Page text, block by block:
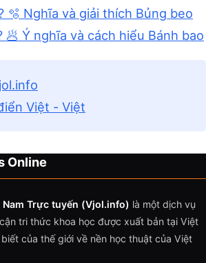
🫧 Nghĩa và giải thích Bủng beo
🥟 Ý nghĩa và cách hiểu Bánh bao
Việt - Việt
Online
Trực tuyến (Vjol.info) là một dịch vụ
tri thức khoa học được xuất bản tại Việt
của thế giới về nền học thuật của Việt